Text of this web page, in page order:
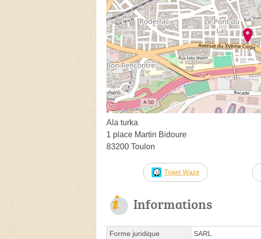
Ala turka
1 place Martin Bidoure
83200 Toulon
Trajet Waze
Informations
Forme juridique SARL